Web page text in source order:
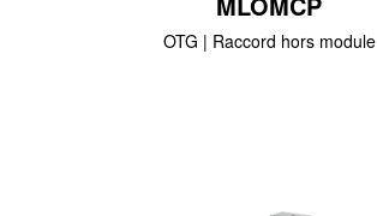
OTG | Raccord hors module